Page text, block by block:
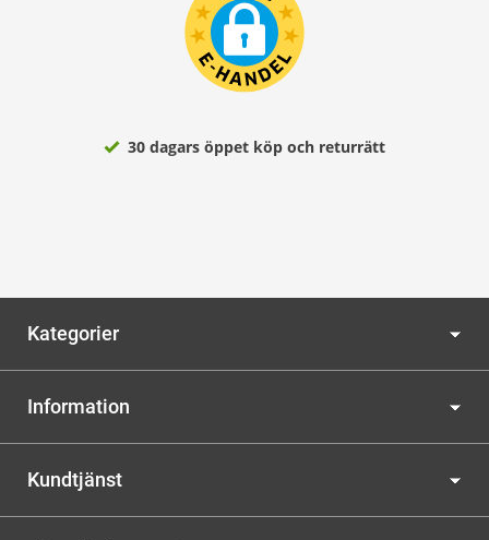
30 dagars öppet köp och returrätt
Kategorier
Information
Kundtjänst